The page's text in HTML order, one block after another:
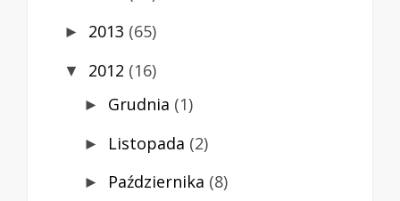
► 2013 (65)
▼ 2012 (16)
► Grudnia (1)
► Listopada (2)
► Października (8)